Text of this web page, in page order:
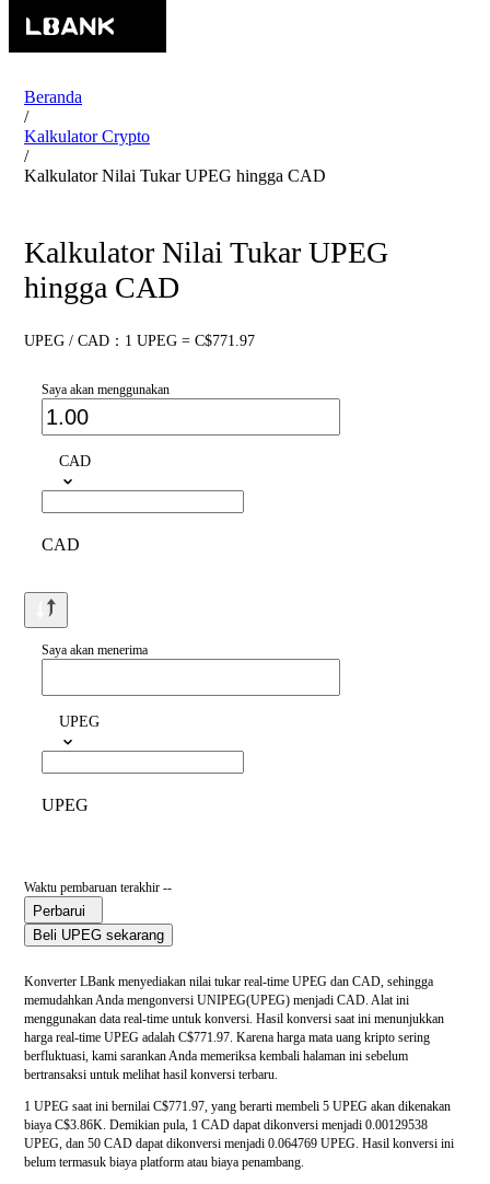
Beranda
/
Kalkulator Crypto
/
Kalkulator Nilai Tukar UPEG hingga CAD
Kalkulator Nilai Tukar UPEG
hingga CAD
UPEG / CAD：1 UPEG = C$771.97
Saya akan menggunakan
CAD
CAD
Saya akan menerima
UPEG
UPEG
Waktu pembaruan terakhir --
Perbarui
Beli UPEG sekarang
Konverter LBank menyediakan nilai tukar real-time UPEG dan CAD, sehingga
memudahkan Anda mengonversi UNIPEG(UPEG) menjadi CAD. Alat ini
menggunakan data real-time untuk konversi. Hasil konversi saat ini menunjukkan
harga real-time UPEG adalah C$771.97. Karena harga mata uang kripto sering
berfluktuasi, kami sarankan Anda memeriksa kembali halaman ini sebelum
bertransaksi untuk melihat hasil konversi terbaru.
1 UPEG saat ini bernilai C$771.97, yang berarti membeli 5 UPEG akan dikenakan
biaya C$3.86K. Demikian pula, 1 CAD dapat dikonversi menjadi 0.00129538
UPEG, dan 50 CAD dapat dikonversi menjadi 0.064769 UPEG. Hasil konversi ini
belum termasuk biaya platform atau biaya penambang.